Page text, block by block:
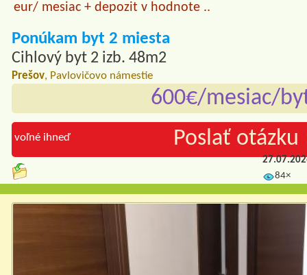
eur/ mesiac + depozit v hodnote ..
Ponúkam byt 2 miesta
Cihlový byt 2 izb. 48m2
Prešov, Pavlovičovo námestie
600€/mesiac/
voľné ihneď Poslať otázku
84×